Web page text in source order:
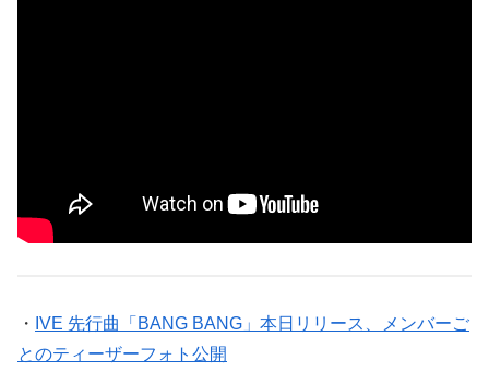
・ IVE 先行曲「BANG BANG」本日リリース、メンバーご
とのティーザーフォト公開